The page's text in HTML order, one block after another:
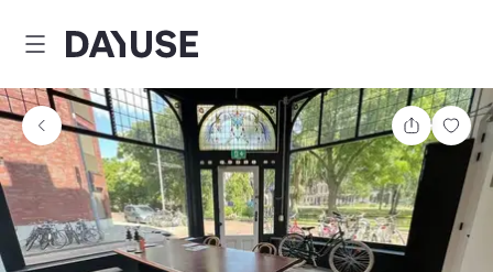
Dayuse
Delen